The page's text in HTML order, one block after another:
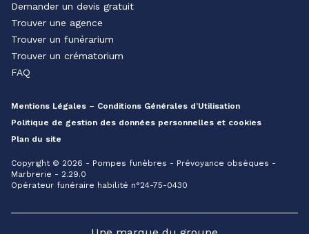
Demander un devis gratuit
Trouver une agence
Trouver un funérarium
Trouver un crématorium
FAQ
Mentions Légales – Conditions Générales d’Utilisation
Politique de gestion des données personnelles et cookies
Plan du site
Copyright © 2026 - Pompes funèbres - Prévoyance obsèques -
Marbrerie - 2.29.0
Opérateur funéraire habilité n°24-75-0430